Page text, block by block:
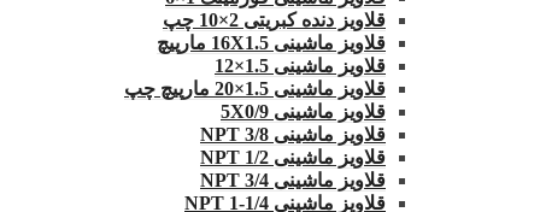
قلاویز دنده کبریتی 2×10 چپ
قلاویز ماشینی 16X1.5 مارپیچ
قلاویز ماشینی 1.5×12
قلاویز ماشینی 1.5×20 مارپیچ چپ
قلاویز ماشینی 5X0/9
قلاویز ماشینی 3/8 NPT
قلاویز ماشینی 1/2 NPT
قلاویز ماشینی 3/4 NPT
قلاویز ماشینی 1/4-1 NPT